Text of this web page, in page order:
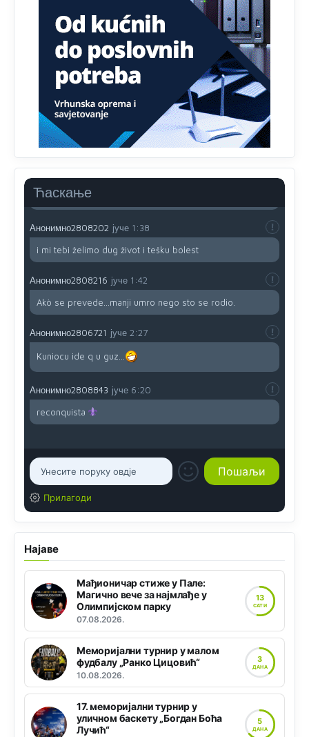
Ћаскање
dok si ziv gaji tri stvari dobrotu,pamet i
prijateljstvo!!
Анонимно2806721 јуче 12:39
791 BiH nije priznala Kosovo kao nezavisnu državu jer
genocidna tvorevina pravi smetnju a recimo Srbija je
davnopriznala.Nasvakom proizvodu iz Srbije stoji -
uvoznik za Kosovo
Анонимно2806721 јуче 12:45
da brani? A imamo vojsku Kosova kojoj želimo svako
dobro i da se što bolje opreme
Анонимно2808202 јуче 1:38
i mi tebi želimo dug život i tešku bolest
Анонимно2808216 јуче 1:42
Akò se prevede...manji umro nego sto se rodio.
Анонимно2806721 јуче 2:27
Kuniocu ide q u guz...
Анонимно2808843 јуче 6:20
reconquista
Прилагоди
Најаве
Мађионичар стиже у Пале:
Магично вече за најмлађе у
Олимпијском парку
07.08.2026.
13
САТИ
Меморијални турнир у малом
фудбалу „Ранко Цицовић“
10.08.2026.
3
ДАНА
17. меморијални турнир у
уличном баскету „Богдан Боћа
Лучић“
5
ДАНА